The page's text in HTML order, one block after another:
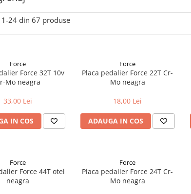
1-24 din 67 produse
Force
Force 32T 10v
Mo neagra
33,00 Lei
IN COS
Force
Placa pedalier Force 22T Cr-
Mo neagra
18,00 Lei
ADAUGA IN COS
Force
Force 44T otel
neagra
Force
Placa pedalier Force 24T Cr-
Mo neagra